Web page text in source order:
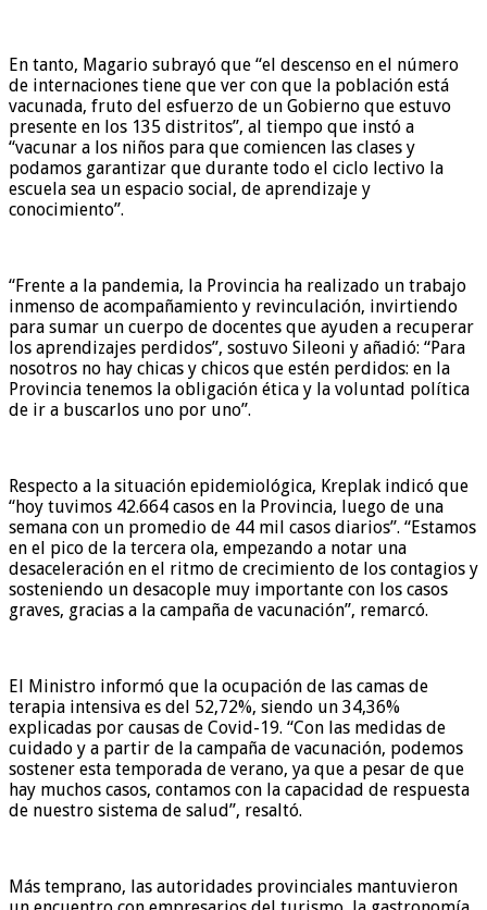
En tanto, Magario subrayó que “el descenso en el número
de internaciones tiene que ver con que la población está
vacunada, fruto del esfuerzo de un Gobierno que estuvo
presente en los 135 distritos”, al tiempo que instó a
“vacunar a los niños para que comiencen las clases y
podamos garantizar que durante todo el ciclo lectivo la
escuela sea un espacio social, de aprendizaje y
conocimiento”.
“Frente a la pandemia, la Provincia ha realizado un trabajo
inmenso de acompañamiento y revinculación, invirtiendo
para sumar un cuerpo de docentes que ayuden a recuperar
los aprendizajes perdidos”, sostuvo Sileoni y añadió: “Para
nosotros no hay chicas y chicos que estén perdidos: en la
Provincia tenemos la obligación ética y la voluntad política
de ir a buscarlos uno por uno”.
Respecto a la situación epidemiológica, Kreplak indicó que
“hoy tuvimos 42.664 casos en la Provincia, luego de una
semana con un promedio de 44 mil casos diarios”. “Estamos
en el pico de la tercera ola, empezando a notar una
desaceleración en el ritmo de crecimiento de los contagios y
sosteniendo un desacople muy importante con los casos
graves, gracias a la campaña de vacunación”, remarcó.
El Ministro informó que la ocupación de las camas de
terapia intensiva es del 52,72%, siendo un 34,36%
explicadas por causas de Covid-19. “Con las medidas de
cuidado y a partir de la campaña de vacunación, podemos
sostener esta temporada de verano, ya que a pesar de que
hay muchos casos, contamos con la capacidad de respuesta
de nuestro sistema de salud”, resaltó.
Más temprano, las autoridades provinciales mantuvieron